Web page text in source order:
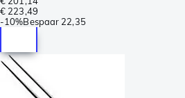
€ 223,49
-10%Bespaar 22,35